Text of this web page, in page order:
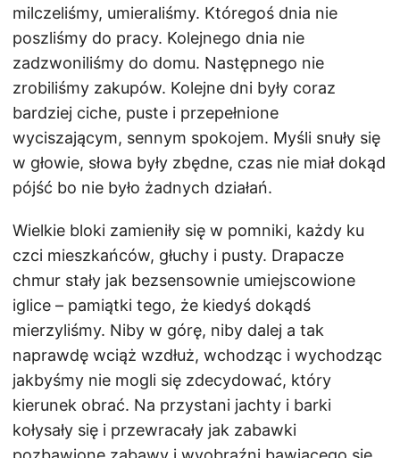
milczeliśmy, umieraliśmy. Któregoś dnia nie
poszliśmy do pracy. Kolejnego dnia nie
zadzwoniliśmy do domu. Następnego nie
zrobiliśmy zakupów. Kolejne dni były coraz
bardziej ciche, puste i przepełnione
wyciszającym, sennym spokojem. Myśli snuły się
w głowie, słowa były zbędne, czas nie miał dokąd
pójść bo nie było żadnych działań.
Wielkie bloki zamieniły się w pomniki, każdy ku
czci mieszkańców, głuchy i pusty. Drapacze
chmur stały jak bezsensownie umiejscowione
iglice – pamiątki tego, że kiedyś dokądś
mierzyliśmy. Niby w górę, niby dalej a tak
naprawdę wciąż wzdłuż, wchodząc i wychodząc
jakbyśmy nie mogli się zdecydować, który
kierunek obrać. Na przystani jachty i barki
kołysały się i przewracały jak zabawki